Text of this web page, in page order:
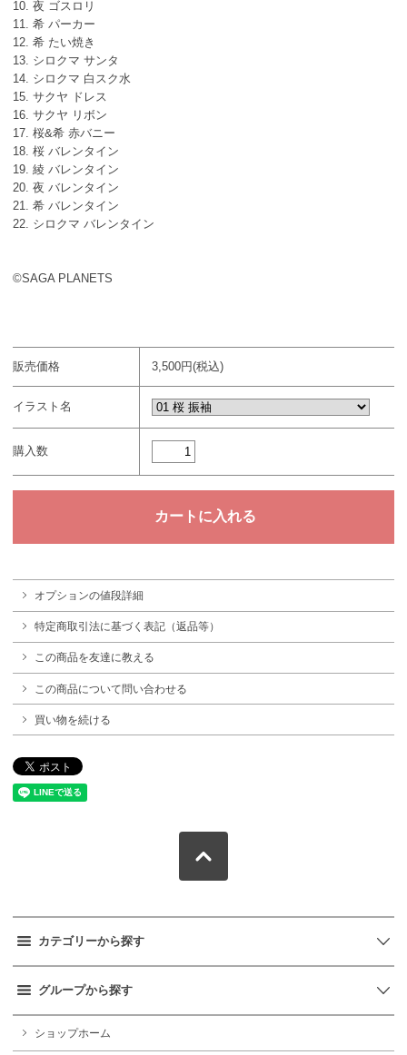
10. 夜 ゴスロリ
11. 希 パーカー
12. 希 たい焼き
13. シロクマ サンタ
14. シロクマ 白スク水
15. サクヤ ドレス
16. サクヤ リボン
17. 桜&希 赤バニー
18. 桜 バレンタイン
19. 綾 バレンタイン
20. 夜 バレンタイン
21. 希 バレンタイン
22. シロクマ バレンタイン
©SAGA PLANETS
販売価格 3,500円(税込)
イラスト名
購入数
オプションの値段詳細
特定商取引法に基づく表記（返品等）
この商品を友達に教える
この商品について問い合わせる
買い物を続ける
カテゴリーから探す
グループから探す
ショップホーム